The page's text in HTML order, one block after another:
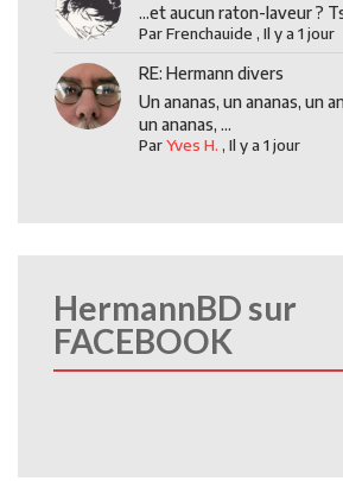
...et aucun raton-laveur ?
ParFrenchauide ,Il y a 1 jour
RE: Hermann divers
Un ananas, un ananas, un
un ananas, ...
ParYves H. ,Il y a 1 jour
HermannBD sur
FACEBOOK